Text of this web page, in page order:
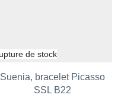
Suenia, bracelet Picasso
SSL B22